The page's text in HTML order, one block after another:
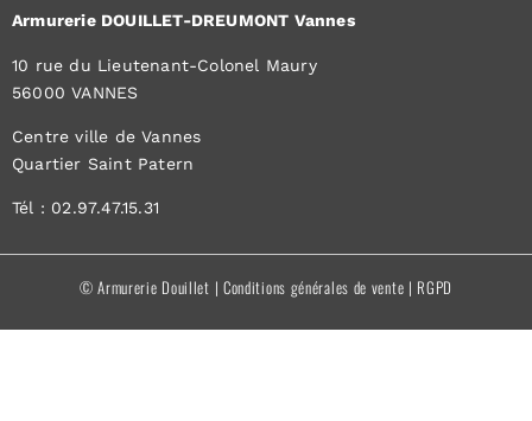
Armurerie DOUILLET-DREUMONT Vannes
10 rue du Lieutenant-Colonel Maury
56000 VANNES
Centre ville de Vannes
Quartier Saint Patern
Tél : 02.97.47.15.31
© Armurerie Douillet | Conditions générales de vente | RGPD